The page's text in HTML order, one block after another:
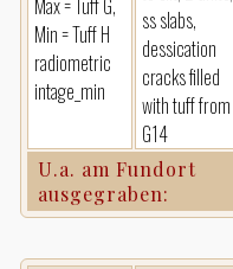
Max = Tuff G,
Min = Tuff H
radiometric
intage_min
ss slabs,
dessication
cracks filled
with tuff from
G14
U.a. am Fundort
ausgegraben: